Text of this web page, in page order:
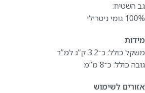
גב השטיח:
100% גומי ניטרילי
מידות
משקל כולל: כ־3.2 ק”ג למ”ר
גובה כולל: כ־8 מ”מ
אזורים לשימוש